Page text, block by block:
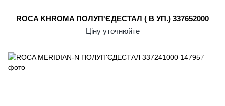
ROCA KHROMA ПОЛУП'ЄДЕСТАЛ ( В УП.) 337652000
Ціну уточнюйте